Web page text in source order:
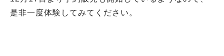
是非一度体験してみてください。